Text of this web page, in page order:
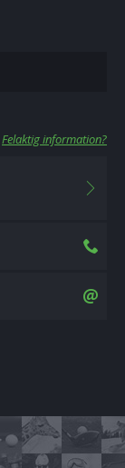
Felaktig information?